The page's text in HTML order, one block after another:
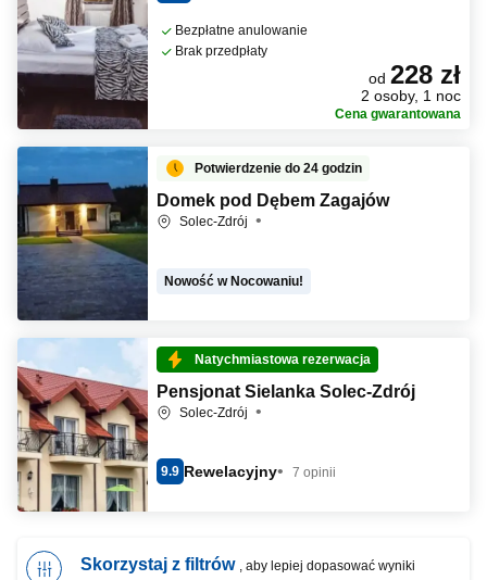
Bezpłatne anulowanie
Brak przedpłaty
od 228 zł
2 osoby, 1 noc
Cena gwarantowana
Potwierdzenie do 24 godzin
Domek pod Dębem Zagajów
Solec-Zdrój
Nowość w Nocowaniu!
Natychmiastowa rezerwacja
Pensjonat Sielanka Solec-Zdrój
Solec-Zdrój
9.9 Rewelacyjny 7 opinii
Skorzystaj z filtrów , aby lepiej dopasować wyniki